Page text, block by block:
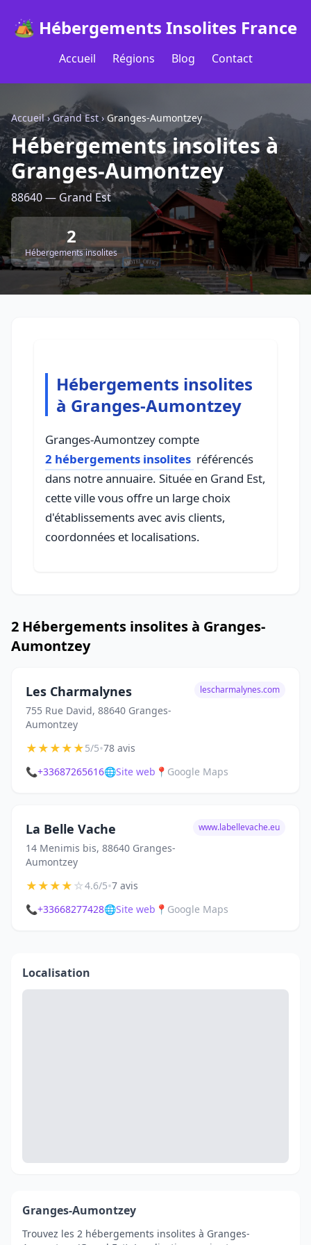
🏕️ Hébergements Insolites France
Accueil Régions Blog Contact
Accueil›Grand Est› Granges-Aumontzey
Hébergements insolites à
Granges-Aumontzey
88640 — Grand Est
2
Hébergements insolites
Hébergements insolites
à Granges-Aumontzey
Granges-Aumontzey compte
2 hébergements insolites référencés
dans notre annuaire. Située en Grand Est,
cette ville vous offre un large choix
d'établissements avec avis clients,
coordonnées et localisations.
2 Hébergements insolites à Granges-
Aumontzey
Les Charmalynes
755 Rue David, 88640 Granges-
Aumontzey
lescharmalynes.com
★★★★★5/5•78 avis
📞+33687265616🌐Site web 📍 Google Maps
La Belle Vache
14 Menimis bis, 88640 Granges-
Aumontzey
www.labellevache.eu
★★★★☆4.6/5•7 avis
📞+33668277428🌐Site web 📍 Google Maps
Localisation
Granges-Aumontzey
Trouvez les 2 hébergements insolites à Granges-